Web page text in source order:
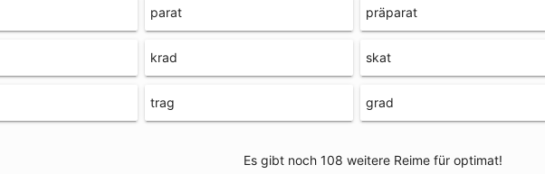
parat präparat
krad skat
trag grad
Es gibt noch 108 weitere Reime für optimat!